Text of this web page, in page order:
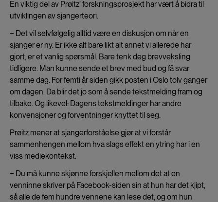
En viktig del av Prøitz’ forskningsprosjekt har vært å bidra til
utviklingen av sjangerteori.
− Det vil selvfølgelig alltid være en diskusjon om når en
sjanger er ny. Er ikke alt bare likt alt annet vi allerede har
gjort, er et vanlig spørsmål. Bare tenk deg brevveksling
tidligere. Man kunne sende et brev med bud og få svar
samme dag. For femti år siden gikk posten i Oslo tolv ganger
om dagen. Da blir det jo som å sende tekstmelding fram og
tilbake. Og likevel: Dagens tekstmeldinger har andre
konvensjoner og forventninger knyttet til seg.
Prøitz mener at sjangerforståelse gjør at vi forstår
sammenhengen mellom hva slags effekt en ytring har i en
viss mediekontekst.
− Du må kunne skjønne forskjellen mellom det at en
venninne skriver på Facebook-siden sin at hun har det kjipt,
så alle de fem hundre vennene kan lese det, og om hun